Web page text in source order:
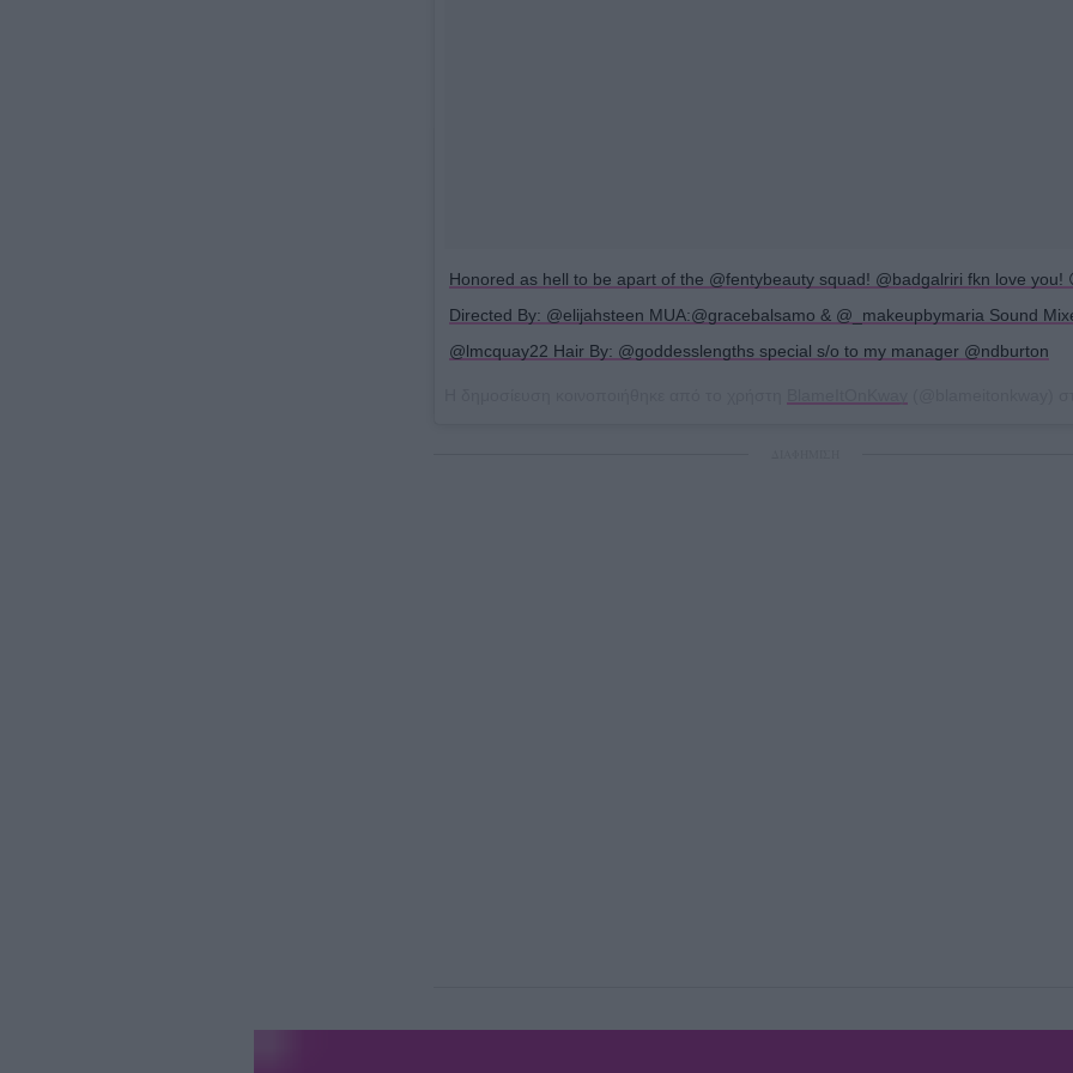
Honored as hell to be apart of the @fentybeauty squad! @badgalriri fkn love
Directed By: @elijahsteen MUA:@gracebalsamo & @_makeupbymaria Sound
@lmcquay22 Hair By: @goddesslengths special s/o to my manager @ndburton